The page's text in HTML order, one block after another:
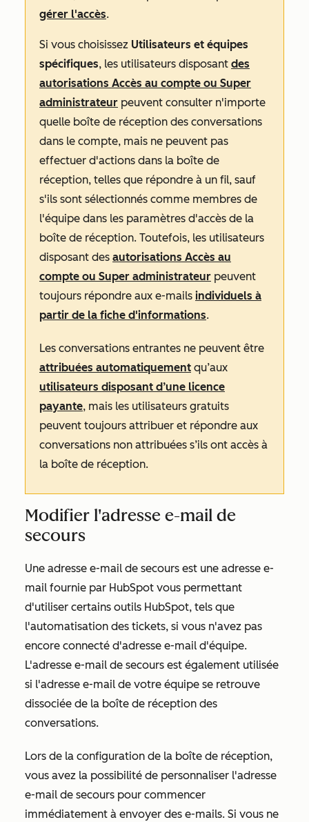
gérer l'accès.
Si vous choisissez Utilisateurs et équipes
spécifiques, les utilisateurs disposant des
autorisations Accès au compte ou Super
administrateur peuvent consulter n'importe
quelle boîte de réception des conversations
dans le compte, mais ne peuvent pas
effectuer d'actions dans la boîte de
réception, telles que répondre à un fil, sauf
s'ils sont sélectionnés comme membres de
l'équipe dans les paramètres d'accès de la
boîte de réception. Toutefois, les utilisateurs
disposant des autorisations Accès au
compte ou Super administrateur peuvent
toujours répondre aux e-mails individuels à
partir de la fiche d'informations.
Les conversations entrantes ne peuvent être
attribuées automatiquement qu’aux
utilisateurs disposant d’une licence
payante, mais les utilisateurs gratuits
peuvent toujours attribuer et répondre aux
conversations non attribuées s’ils ont accès à
la boîte de réception.
Modifier l'adresse e-mail de
secours
Une adresse e-mail de secours est une adresse e-
mail fournie par HubSpot vous permettant
d'utiliser certains outils HubSpot, tels que
l'automatisation des tickets, si vous n'avez pas
encore connecté d'adresse e-mail d'équipe.
L'adresse e-mail de secours est également utilisée
si l'adresse e-mail de votre équipe se retrouve
dissociée de la boîte de réception des
conversations.
Lors de la configuration de la boîte de réception,
vous avez la possibilité de personnaliser l'adresse
e-mail de secours pour commencer
immédiatement à envoyer des e-mails. Si vous ne